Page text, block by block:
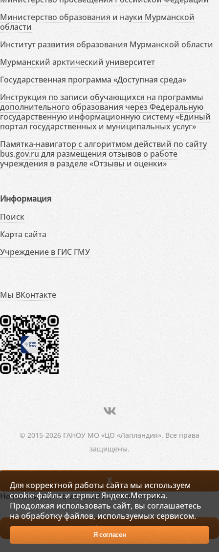
Министерство образования и науки Мурманской
области
Институт развития образования Мурманской области
Мурманский арктический университет
Государственная программа «Доступная среда»
Инструкция по записи обучающихся на программы
дополнительного образования через Федеральную
государственную информационную систему «Единый
портал государственных и муниципальных услуг»
Памятка-навигатор с алгоритмом действий по сайту
bus.gov.ru для размещения отзывов о работе
учреждения в разделе «Отзывы и оценки»
Информация
Поиск
Карта сайта
Учреждение в ГИС ГМУ
Мы ВКонтакте
© 2015-2026 ГАНОУ МО «ЦО «Лапландия». Все права
защищены.
Для корректной работы сайта мы используем
cookie-файлы и сервис Яндекс.Метрика.
Продолжая использовать сайт, вы соглашаетесь
на обработку файлов, используемых сервисом.
Я согласен
X
Не нашли то, что искали? Напишите нам!
Написать